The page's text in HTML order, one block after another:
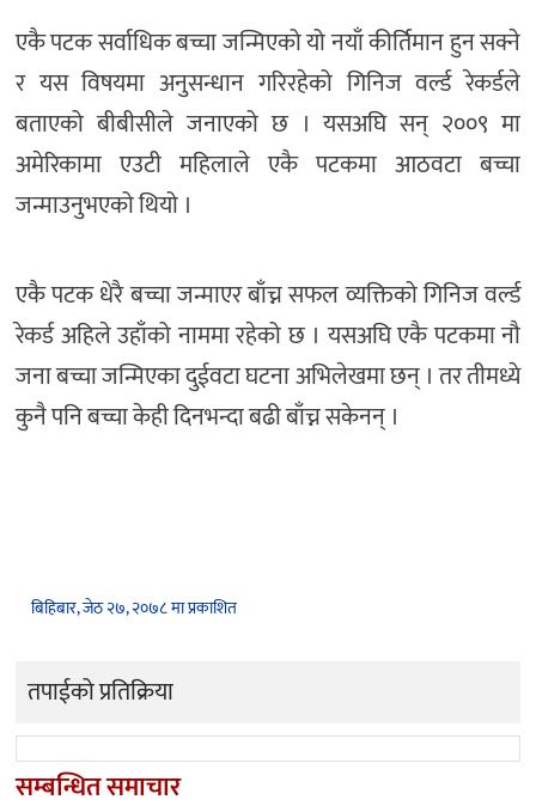
एकै पटक सर्वाधिक बच्चा जन्मिएको यो नयाँ कीर्तिमान हुन सक्ने
र यस विषयमा अनुसन्धान गरिरहेको गिनिज वर्ल्ड रेकर्डले
बताएको बीबीसीले जनाएको छ । यसअघि सन् २००९ मा
अमेरिकामा एउटी महिलाले एकै पटकमा आठवटा बच्चा
जन्माउनुभएको थियो ।
एकै पटक धेरै बच्चा जन्माएर बाँच्न सफल व्यक्तिको गिनिज वर्ल्ड
रेकर्ड अहिले उहाँको नाममा रहेको छ । यसअघि एकै पटकमा नौ
जना बच्चा जन्मिएका दुईवटा घटना अभिलेखमा छन् । तर तीमध्ये
कुनै पनि बच्चा केही दिनभन्दा बढी बाँच्न सकेनन् ।
बिहिबार, जेठ २७, २०७८ मा प्रकाशित
तपाईको प्रतिक्रिया
सम्बन्धित समाचार